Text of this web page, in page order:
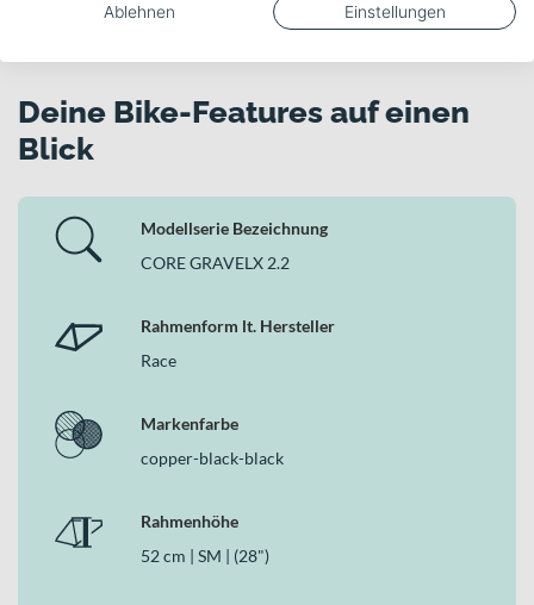
Deine Bike-Features auf einen
Blick
Modellserie Bezeichnung
CORE GRAVELX 2.2
Rahmenform lt. Hersteller
Race
Markenfarbe
copper-black-black
Rahmenhöhe
52 cm | SM | (28")
Ablehnen Einstellungen